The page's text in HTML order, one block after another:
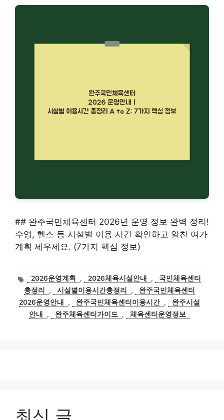
## 완주국민체육센터 2026년 운영 정보 완벽 정리!
수영, 헬스 등 시설별 이용 시간 확인하고 알찬 여가
계획 세우세요. (7가지 핵심 정보)
태
그
2026운영계획 , 2026체육시설안내 ,
국민체육센터
총정리
, 시설별이용시간총정리 ,
완주국민체육센터
2026운영안내
, 완주국민체육센터이용시간 ,
완주시설
안내
, 완주체육센터가이드 , 체육센터운영정보
최신 글